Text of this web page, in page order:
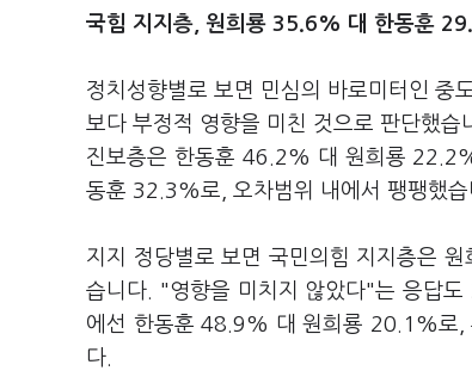
국힘 지지층, 원희룡 35.6% 대 한동훈
정치성향별로 보면 민심의 바로미터인
보다 부정적 영향을 미친 것으로 판단했
진보층은 한동훈 46.2% 대 원희룡
동훈 32.3%로, 오차범위 내에서 팽팽했습
지지 정당별로 보면 국민의힘 지지층은
습니다. "영향을 미치지 않았다"는 응답
에선 한동훈 48.9% 대 원희룡 20.1%로,
다.